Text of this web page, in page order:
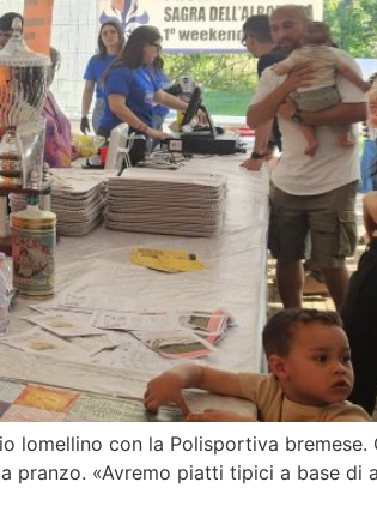
lomellino con la Polisportiva bremese.
pranzo. «Avremo piatti tipici a base di